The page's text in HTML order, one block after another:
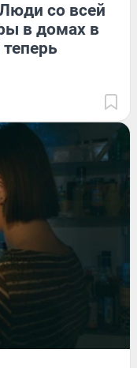
со всей
в домах в